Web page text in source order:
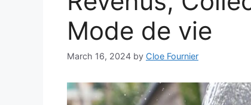
Mode de vie
March 16, 2024 by Cloe Fournier